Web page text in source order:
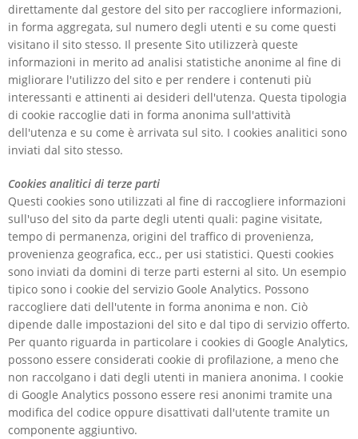
direttamente dal gestore del sito per raccogliere informazioni,
in forma aggregata, sul numero degli utenti e su come questi
visitano il sito stesso. Il presente Sito utilizzerà queste
informazioni in merito ad analisi statistiche anonime al fine di
migliorare l'utilizzo del sito e per rendere i contenuti più
interessanti e attinenti ai desideri dell'utenza. Questa tipologia
di cookie raccoglie dati in forma anonima sull'attività
dell'utenza e su come è arrivata sul sito. I cookies analitici sono
inviati dal sito stesso.
Cookies analitici di terze parti
Questi cookies sono utilizzati al fine di raccogliere informazioni
sull'uso del sito da parte degli utenti quali: pagine visitate,
tempo di permanenza, origini del traffico di provenienza,
provenienza geografica, ecc., per usi statistici. Questi cookies
sono inviati da domini di terze parti esterni al sito. Un esempio
tipico sono i cookie del servizio Goole Analytics. Possono
raccogliere dati dell'utente in forma anonima e non. Ciò
dipende dalle impostazioni del sito e dal tipo di servizio offerto.
Per quanto riguarda in particolare i cookies di Google Analytics,
possono essere considerati cookie di profilazione, a meno che
non raccolgano i dati degli utenti in maniera anonima. I cookie
di Google Analytics possono essere resi anonimi tramite una
modifica del codice oppure disattivati dall'utente tramite un
componente aggiuntivo.